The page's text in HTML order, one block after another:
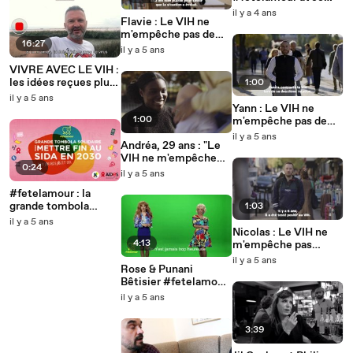
16:27
VIVRE AVEC LE VIH :
les idées reçues plus
douloureuses que le
il y a 5 ans
0:24
#fetelamour : la
grande tombola
solidaire Karmadon
il y a 5 ans
Flavie : Le VIH ne
m'empêche pas de
vieillir, les préjugés
il y a 5 ans
1:00
Andréa, 29 ans : "Le
VIH ne m'empêche
pas d'avoir des
oui".
il y a 5 ans
4:13
Rose & Punani
Bêtisier #fetelamour
avec AIDES
il y a 5 ans
AIDES
il y a 4 ans
1:00
Yann : Le VIH ne
m'empêche pas de
travailler, les
il y a 5 ans
1:03
Nicolas : Le VIH ne
m'empêche pas
d'avoir des relations
préjugés oui
il y a 5 ans
3:39